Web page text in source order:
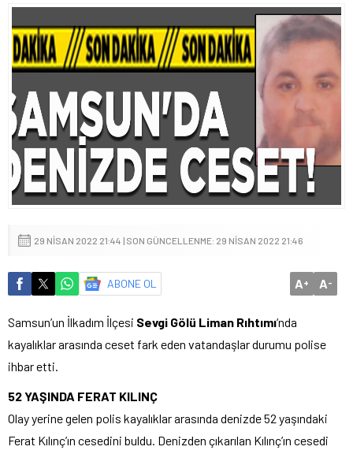
29 NISAN 2022 21:44 | SON GÜNCELLENME: 29 NISAN 2022 21:46
ABONE OL A+ A-
Samsun’un İlkadım İlçesi Sevgi Gölü Liman Rıhtımı‘nda
kayalıklar arasında ceset fark eden vatandaşlar durumu polise
ihbar etti.
52 YAŞINDA FERAT KILINÇ
Olay yerine gelen polis kayalıklar arasında denizde 52 yaşındaki
Ferat Kılınç’ın cesedini buldu. Denizden çıkarılan Kılınç’ın cesedi